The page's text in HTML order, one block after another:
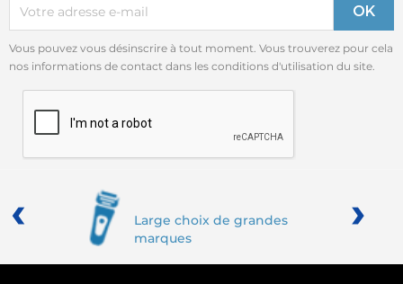
Vous pouvez vous désinscrire à tout moment. Vous trouverez pour cela
nos informations de contact dans les conditions d'utilisation du site.
Large choix de grandes
marques
‹ ›